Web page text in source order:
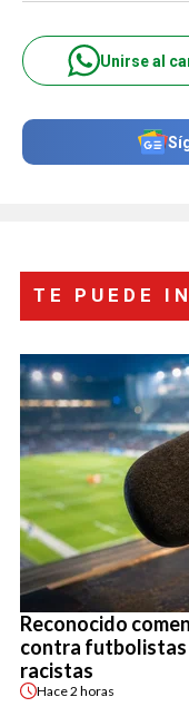
Unirse al
TE PUEDE
Reconocido
contra futbolistas
racistas
Hace2 horas